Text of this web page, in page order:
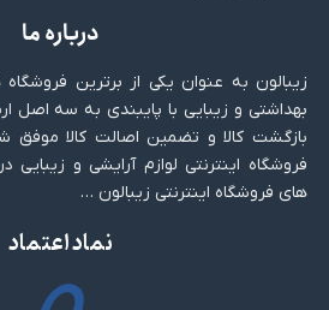
درباره ما
زیبالون به عنوان یکی از برترین فروشگاه
بازگشت کالا و تضمین اصالت کالا
فروشگاه اینترنتی لوازم آرایشی و
های فروشگاه اینترنتی زیبالون …
نماد اعتماد